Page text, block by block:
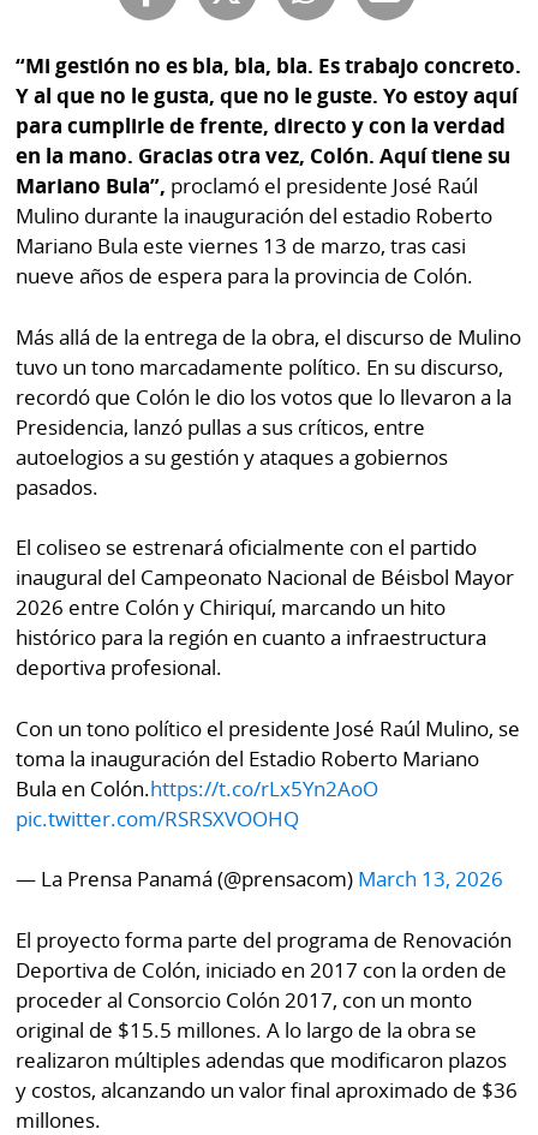
Kiosko
digital
Luctuosas
al
lector
Buenas
prácticas
OTROS
Metro
por
Metro
Tienda
Panamá
Tus
Tiquetes
Cero
KM
Corprensa
Mi
Diario
Ellas
Prensa
Busca
Fácil
⌾
Hoy
Hoy
⌾
Sábado
⌾
Repregunta
⌾
Cual
⌾
Sabrina
“Mi gestión no es bla, bla, bla. Es trabajo concreto.
Y al que no le gusta, que no le guste. Yo estoy aquí
para cumplirle de frente, directo y con la verdad
en la mano. Gracias otra vez, Colón. Aquí tiene su
Mariano Bula”, proclamó el presidente José Raúl
Mulino durante la inauguración del estadio Roberto
Mariano Bula este viernes 13 de marzo, tras casi
nueve años de espera para la provincia de Colón.
Más allá de la entrega de la obra, el discurso de Mulino
tuvo un tono marcadamente político. En su discurso,
recordó que Colón le dio los votos que lo llevaron a la
Presidencia, lanzó pullas a sus críticos, entre
autoelogios a su gestión y ataques a gobiernos
pasados.
El coliseo se estrenará oficialmente con el partido
inaugural del Campeonato Nacional de Béisbol Mayor
2026 entre Colón y Chiriquí, marcando un hito
histórico para la región en cuanto a infraestructura
deportiva profesional.
Con un tono político el presidente José Raúl Mulino, se
toma la inauguración del Estadio Roberto Mariano
Bula en Colón.https://t.co/rLx5Yn2AoO
pic.twitter.com/RSRSXVOOHQ
— La Prensa Panamá (@prensacom) March 13, 2026
El proyecto forma parte del programa de Renovación
Deportiva de Colón, iniciado en 2017 con la orden de
proceder al Consorcio Colón 2017, con un monto
original de $15.5 millones. A lo largo de la obra se
realizaron múltiples adendas que modificaron plazos
y costos, alcanzando un valor final aproximado de $36
millones.